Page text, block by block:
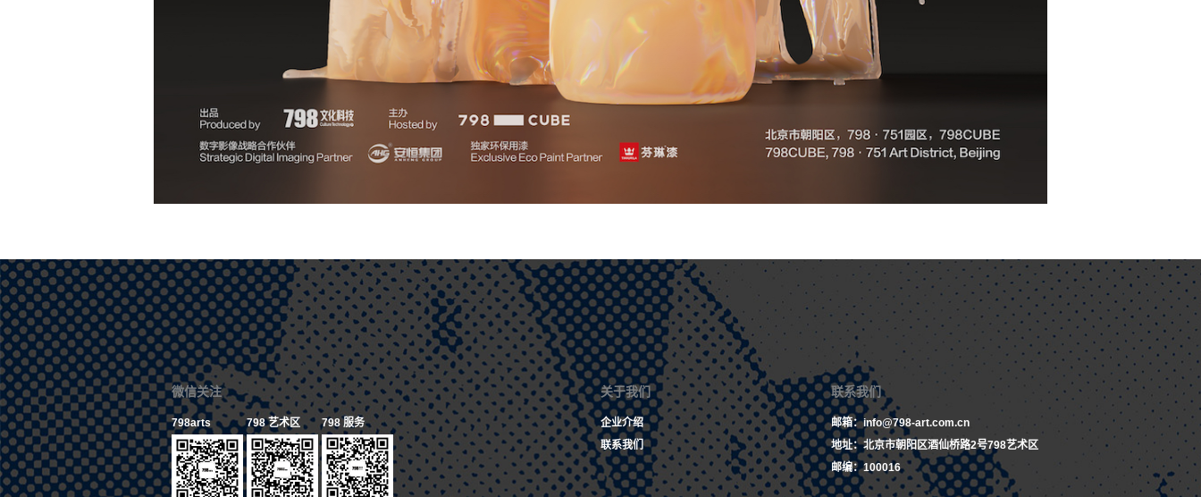
微信关注
798arts 798 艺术区 798 服务
关于我们
企业介绍
联系我们
联系我们
邮箱：info@798-art.com.cn
地址：北京市朝阳区酒仙桥路2号798艺术区
邮编：100016